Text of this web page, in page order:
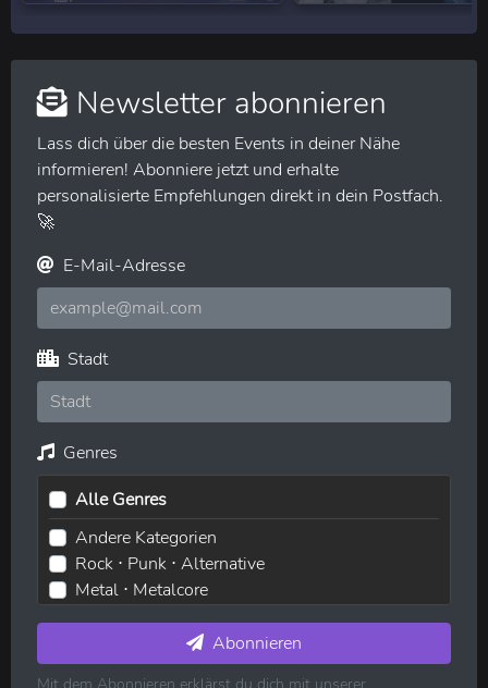
Newsletter abonnieren
Lass dich über die besten Events in deiner Nähe
informieren! Abonniere jetzt und erhalte
personalisierte Empfehlungen direkt in dein Postfach.
🚀
E-Mail-Adresse
Stadt
Genres
Alle Genres
Andere Kategorien
Rock ⋅ Punk ⋅ Alternative
Metal ⋅ Metalcore
Pop ⋅ Dance ⋅ Indie
Hip-Hop ⋅ Rap
Abonnieren